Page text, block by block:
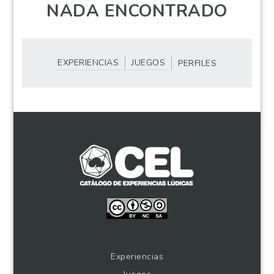
NADA ENCONTRADO
EXPERIENCIAS JUEGOS PERFILES
Experiencias